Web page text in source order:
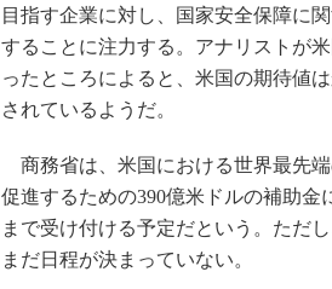
光伝送技術
“異端児エ
改革、執念
IHSアナリ
「英語に愛
ための新行
目指す企業に対し、国家安全保障に
することに注力する。アナリストが米
ったところによると、米国の期待値
されているようだ。
商務省は、米国における世界最先
促進するための390億米ドルの補助金
まで受け付ける予定だという。ただ
まだ日程が決まっていない。